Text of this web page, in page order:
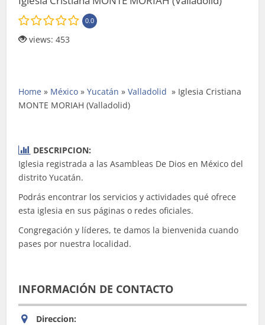
0.0
views: 453
Home » México »Yucatán »Valladolid » Iglesia Cristiana
MONTE MORIAH (Valladolid)
DESCRIPCION:
Iglesia registrada a las Asambleas De Dios en México del
distrito Yucatán.
Podrás encontrar los servicios y actividades qué ofrece
esta iglesia en sus páginas o redes oficiales.
Congregación y líderes, te damos la bienvenida cuando
pases por nuestra localidad.
INFORMACIÓN DE CONTACTO
Direccion: